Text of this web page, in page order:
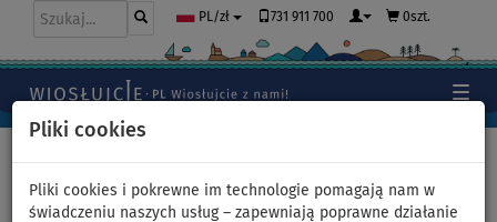
Pliki cookies
Pliki cookies i pokrewne im technologie pomagają nam w
świadczeniu naszych usług – zapewniają poprawne działanie
PL/zł 731 911 700 0szt.